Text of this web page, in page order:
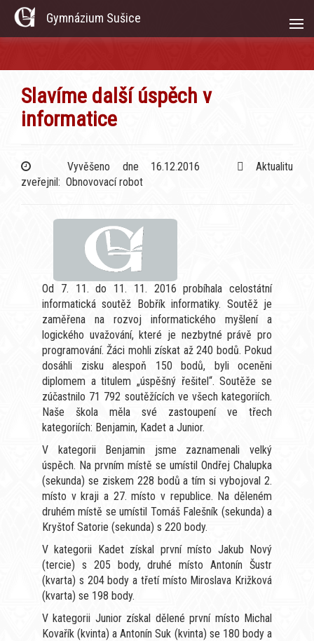
Gymnázium Sušice
Slavíme další úspěch v
informatice
Vyvěšeno dne 16.12.2016
Aktualitu
zveřejnil: Obnovovací robot
Od 7. 11. do 11. 11. 2016 probíhala celostátní
informatická soutěž Bobřík informatiky. Soutěž je
zaměřena na rozvoj informatického myšlení a
logického uvažování, které je nezbytné právě pro
programování. Žáci mohli získat až 240 bodů. Pokud
dosáhli zisku alespoň 150 bodů, byli oceněni
diplomem a titulem „úspěšný řešitel“. Soutěže se
zúčastnilo 71 792 soutěžících ve všech kategoriích.
Naše škola měla své zastoupení ve třech
kategoriích: Benjamin, Kadet a Junior.
V kategorii Benjamin jsme zaznamenali velký
úspěch. Na prvním místě se umístil Ondřej Chalupka
(sekunda) se ziskem 228 bodů a tím si vybojoval 2.
místo v kraji a 27. místo v republice. Na děleném
druhém místě se umístil Tomáš Falešník (sekunda) a
Kryštof Satorie (sekunda) s 220 body.
V kategorii Kadet získal první místo Jakub Nový
(tercie) s 205 body, druhé místo Antonín Šustr
(kvarta) s 204 body a třetí místo Miroslava Križková
(kvarta) se 198 body.
V kategorii Junior získal dělené první místo Michal
Kovařík (kvinta) a Antonín Suk (kvinta) se 180 body a